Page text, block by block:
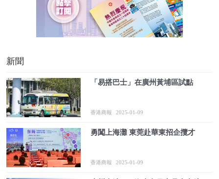
新聞
「易搭巴士」在廣州黃埔區試點
香港商報 2025-01-09
勇闖上海灘 東莞赴華東招企攬才
香港商報 2025-01-09